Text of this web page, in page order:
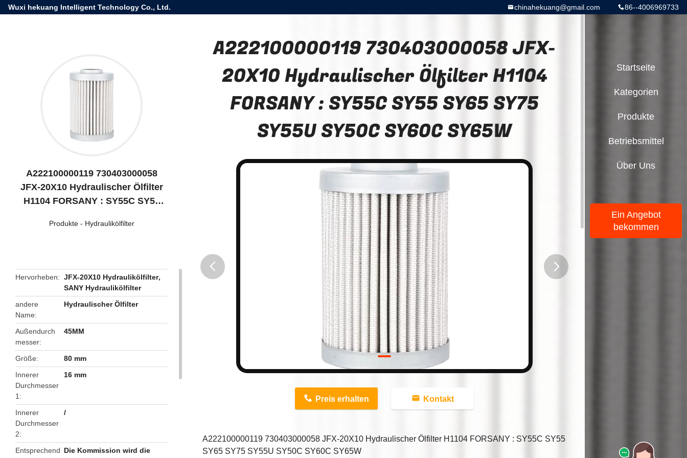
Wuxi hekuang Intelligent Technology Co., Ltd. 86--4006969733
chinahekuang@gmail.com
A222100000119 730403000058
JFX-20X10 Hydraulischer Ölfilter
H1104 FORSANY : SY55C SY55
SY65W
Produkte- Hydraulikölfilter
Hervorheben JFX-20X10 Hydraulikölfilter,
SANY Hydraulikölfilter
andere
Name
Hydraulischer Ölfilter
Außendurch
messer
45MM
Größe
80 mm
Innerer
Durchmesser
1
16 mm
Innerer
Durchmesser
2
/
Entsprechend Die Kommission wird die
A222100000119 730403000058 JFX-
20X10 Hydraulischer Ölfilter H1104
FORSANY : SY55C SY55 SY65 SY75
SY55U SY50C SY60C SY65W
Preis erhalten Kontakt
A222100000119 730403000058 JFX-20X10 Hydraulischer Ölfilter H1104 FORSANY : SY55C SY55
SY65 SY75 SY55U SY50C SY60C SY65W
Startseite
Kategorien
Produkte
Betriebsmittel
Über Uns
Ein Angebot
bekommen